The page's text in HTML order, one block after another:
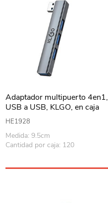
Adaptador multipuerto 4en1,
USB a USB, KLGO, en caja
HE1928
Medida: 9.5cm
Cantidad por caja: 120